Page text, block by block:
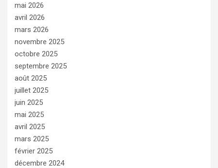
mai 2026
avril 2026
mars 2026
novembre 2025
octobre 2025
septembre 2025
août 2025
juillet 2025
juin 2025
mai 2025
avril 2025
mars 2025
février 2025
décembre 2024